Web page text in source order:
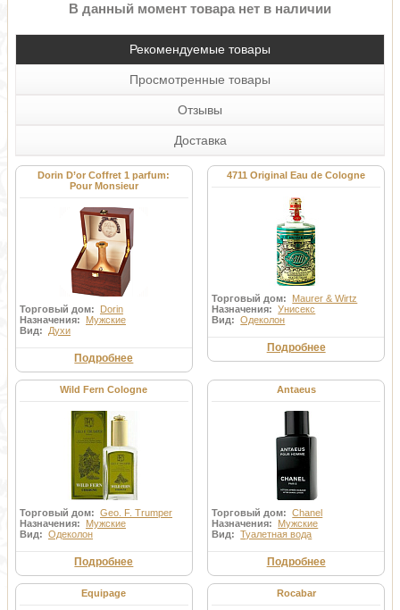
В данный момент товара нет в наличии
Рекомендуемые товары
Просмотренные товары
Отзывы
Доставка
Dorin D’or Coffret 1 parfum:
Pour Monsieur
Торговый дом:
Dorin
Назначения: Мужские
Вид: Духи
Подробнее
4711 Original Eau de Cologne
Торговый дом: Maurer & Wirtz
Назначения:Унисекс
Вид:Одеколон
Подробнее
Wild Fern Cologne
Торговый дом: Geo. F. Trumper
Назначения: Мужские
Вид: Одеколон
Подробнее
Antaeus
Торговый дом:Chanel
Назначения: Мужские
Вид:Туалетная вода
Подробнее
Equipage Rocabar